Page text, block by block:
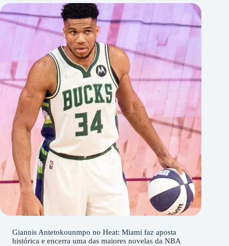
Giannis Antetokounmpo no Heat: Miami faz aposta
histórica e encerra uma das maiores novelas da NBA